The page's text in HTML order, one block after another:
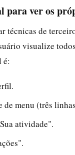
para ver os
técnicas de
visualize
é:
de menu (três
atividade".